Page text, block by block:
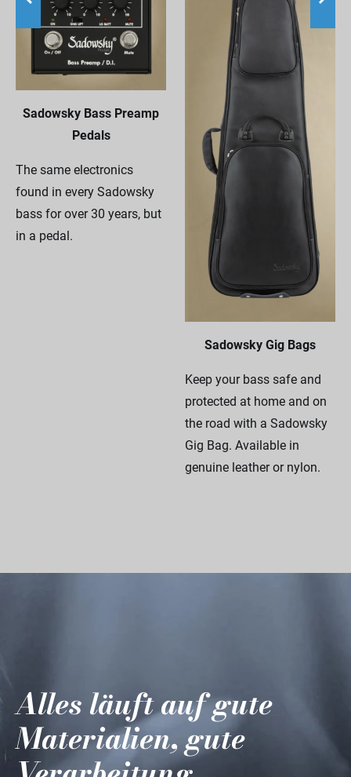
Sadowsky Bass Preamp
Pedals
The same electronics
found in every Sadowsky
bass for over 30 years, but
in a pedal.
Sadowsky Gig Bags
Keep your bass safe and
protected at home and on
the road with a Sadowsky
Gig Bag. Available in
genuine leather or nylon.
Alles läuft auf gute
Materialien, gute